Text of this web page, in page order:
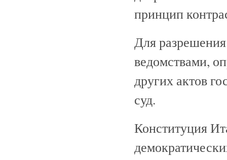
принцип
Для
ведомствами,
других актов
суд.
Конституция